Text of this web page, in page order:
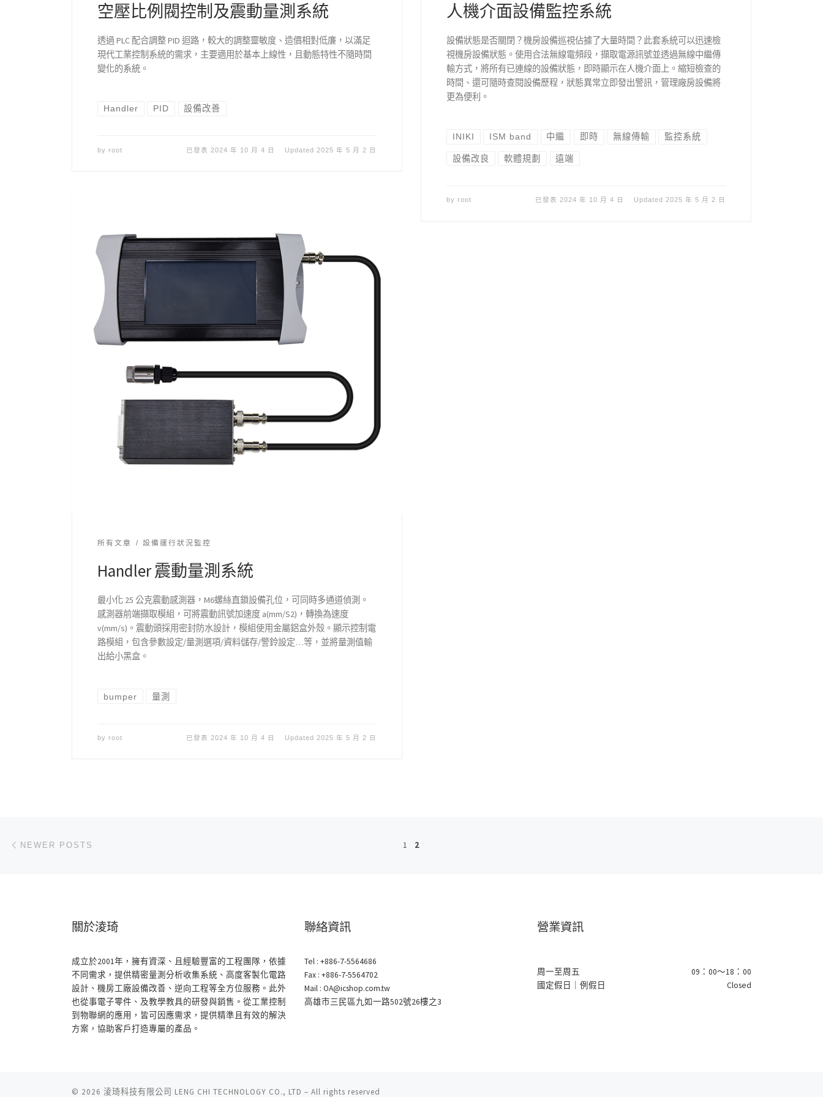
空壓比例閥控制及震動量測系統
透過 PLC 配合調整 PID 迴路，較大的調整靈敏度、造價相對低廉，以滿足
現代工業控制系統的需求，主要適用於基本上線性，且動態特性不隨時間
變化的系統。
Handler PID 設備改善
by root 已發表 2024 年 10 月 4 日 Updated 2025 年 5 月 2 日
人機介面設備監控系統
設備狀態是否關閉？機房設備巡視佔據了大量時間？此套系統可以迅速檢
視機房設備狀態。使用合法無線電頻段，擷取電源訊號並透過無線中繼傳
輸方式，將所有已連線的設備狀態，即時顯示在人機介面上。縮短檢查的
時間、還可隨時查閱設備歷程，狀態異常立即發出警訊，管理廠房設備將
更為便利。
INIKI ISM band 中繼 即時 無線傳輸 監控系統
設備改良 軟體規劃 遠端
by root 已發表 2024 年 10 月 4 日 Updated 2025 年 5 月 2 日
所有文章 設備運行狀況監控
Handler 震動量測系統
最小化 25 公克震動感測器，M6螺絲直鎖設備孔位，可同時多通道偵測。
感測器前端擷取模組，可將震動訊號加速度 a(mm/S2)，轉換為速度
v(mm/s)。震動頭採用密封防水設計，模組使用金屬鋁盒外殼。顯示控制電
路模組，包含參數設定/量測選項/資料儲存/警鈴設定…等，並將量測值輸
出給小黑盒。
bumper 量測
by root 已發表 2024 年 10 月 4 日 Updated 2025 年 5 月 2 日
Posts navigation
NEWER POSTS 1 2
關於淩琦
成立於2001年，擁有資深、且經驗豐富的工程團隊，依據
不同需求，提供精密量測分析收集系統、高度客製化電路
設計、機房工廠設備改善、逆向工程等全方位服務。此外
也從事電子零件、及教學教具的研發與銷售。從工業控制
到物聯網的應用，皆可因應需求，提供精準且有效的解決
方案，協助客戶打造專屬的產品。
聯絡資訊
Tel : +886-7-5564686
Fax : +886-7-5564702
Mail : OA@icshop.com.tw
高雄市三民區九如一路502號26樓之3
營業資訊
周一至周五
國定假日｜例假日
09：00～18：00
Closed
© 2026 淩琦科技有限公司 LENG CHI TECHNOLOGY CO., LTD – All rights reserved